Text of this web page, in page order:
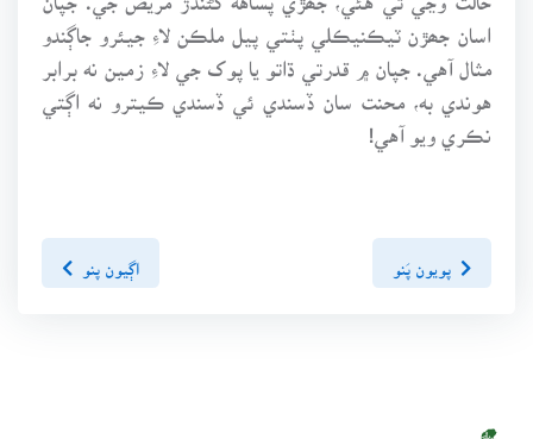
اسان جھڙن ٽيڪنيڪلي پٺتي پيل ملڪن لاءِ جيئرو جاڳندو
مثال آهي. جپان ۾ قدرتي ڌاتو يا پوک جي لاءِ زمين نه برابر
هوندي به، محنت سان ڏسندي ئي ڏسندي ڪيترو نه اڳتي
نڪري ويو آهي!
اڳيون پنو